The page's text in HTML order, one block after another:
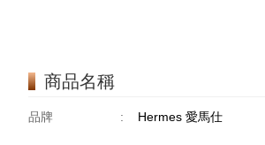
商品名稱
品牌 : Hermes 愛馬仕